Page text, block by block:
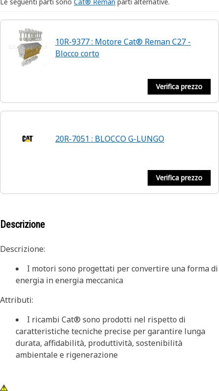
10R-9377 : Motore Cat® Reman C27 -
Blocco corto
Verifica prezzo
20R-7051 : BLOCCO G-LUNGO
Verifica prezzo
Descrizione
Descrizione:
I motori sono progettati per convertire una forma di
energia in energia meccanica
Attributi:
I ricambi Cat® sono prodotti nel rispetto di
caratteristiche tecniche precise per garantire lunga
durata, affidabilità, produttività, sostenibilità
ambientale e rigenerazione